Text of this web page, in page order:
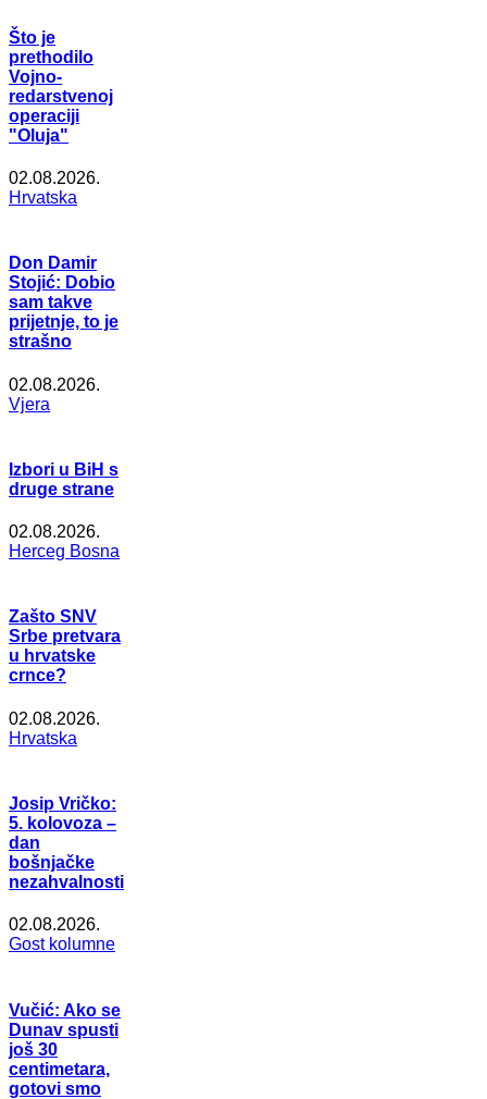
Što je
prethodilo
Vojno-
redarstvenoj
operaciji
"Oluja"
02.08.2026.
Hrvatska
Don Damir
Stojić: Dobio
sam takve
prijetnje, to je
strašno
02.08.2026.
Vjera
Izbori u BiH s
druge strane
02.08.2026.
Herceg Bosna
Zašto SNV
Srbe pretvara
u hrvatske
crnce?
02.08.2026.
Hrvatska
Josip Vričko:
5. kolovoza –
dan
bošnjačke
nezahvalnosti
02.08.2026.
Gost kolumne
Vučić: Ako se
Dunav spusti
još 30
centimetara,
gotovi smo